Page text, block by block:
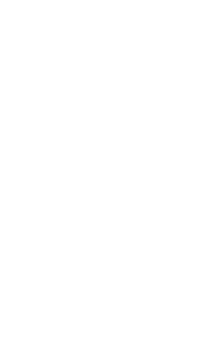
prstom.